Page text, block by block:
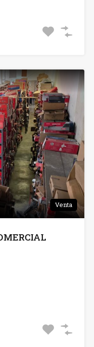
Venta